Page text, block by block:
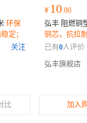
环保
定；
关注
比
¥ 10.00
弘丰 阻燃铜
铜芯，抗拉
多种规格，
已有0人评价
弘丰旗舰店
加入